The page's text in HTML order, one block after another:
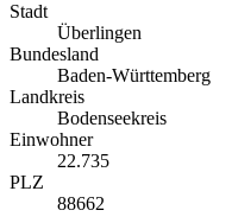
Stadt
Überlingen
Bundesland
Baden-Württemberg
Landkreis
Bodenseekreis
Einwohner
22.735
PLZ
88662